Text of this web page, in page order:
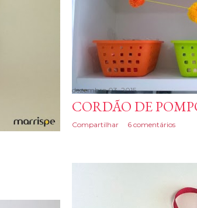
dezembro 03, 2015
CORDÃO DE
Compartilhar 6 comentários